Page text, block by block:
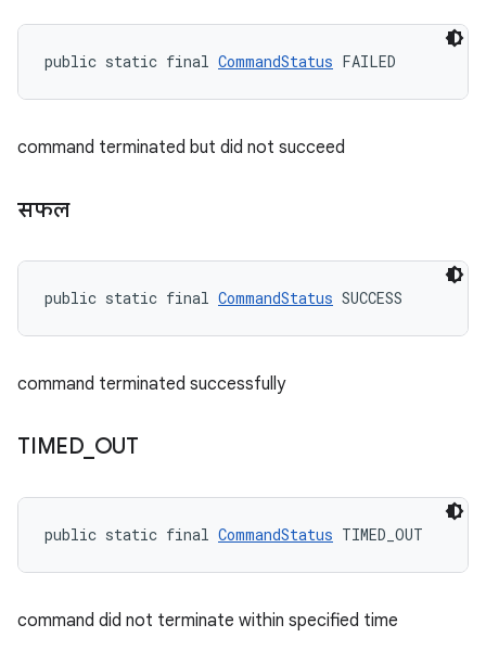
public static final CommandStatus FAILED
command terminated but did not succeed
सफल
public static final CommandStatus SUCCESS
command terminated successfully
TIMED_ OUT
public static final CommandStatus TIMED_OUT
command did not terminate within specified time